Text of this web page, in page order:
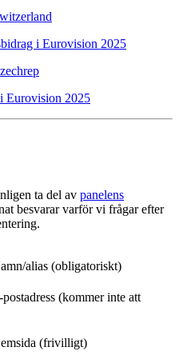
i Eurovision 2025
Eurovision 2025
ta del av panelens
besvarar varför vi frågar efter
alias (obligatoriskt)
postadress (kommer inte att
(frivilligt)